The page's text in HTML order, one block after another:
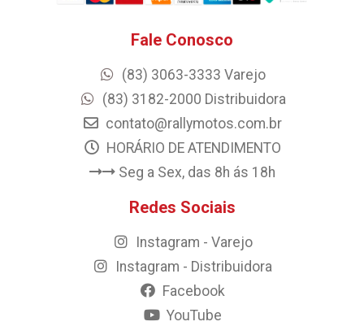
Fale Conosco
(83) 3063-3333 Varejo
(83) 3182-2000 Distribuidora
contato@rallymotos.com.br
HORÁRIO DE ATENDIMENTO
Seg a Sex, das 8h ás 18h
Redes Sociais
Instagram - Varejo
Instagram - Distribuidora
Facebook
YouTube